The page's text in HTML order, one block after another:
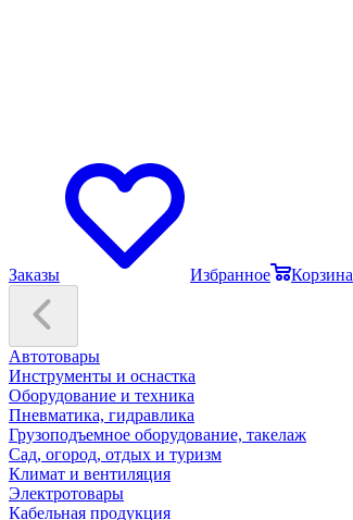
Заказы Избранное Корзина
Автотовары
Инструменты и оснастка
Оборудование и техника
Пневматика, гидравлика
Грузоподъемное оборудование, такелаж
Сад, огород, отдых и туризм
Климат и вентиляция
Электротовары
Кабельная продукция